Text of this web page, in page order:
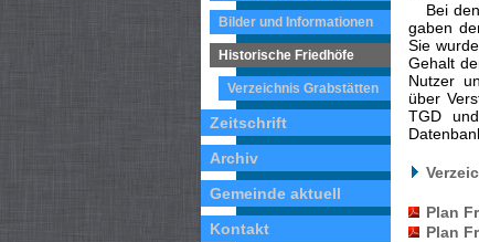
Bilder und Informationen
Historische Friedhöfe
Verzeichnis Grabstätten
Zeitschrift
Archiv
Gemeinde aktuell
Kontakt
Bei
gaben
Sie
Gehalt
Nutzer
über
TGD
Plan
Plan